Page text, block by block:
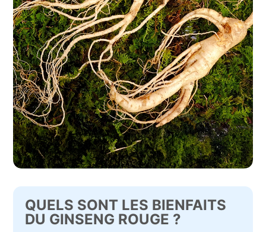
QUELS SONT LES BIENFAITS
DU GINSENG ROUGE ?